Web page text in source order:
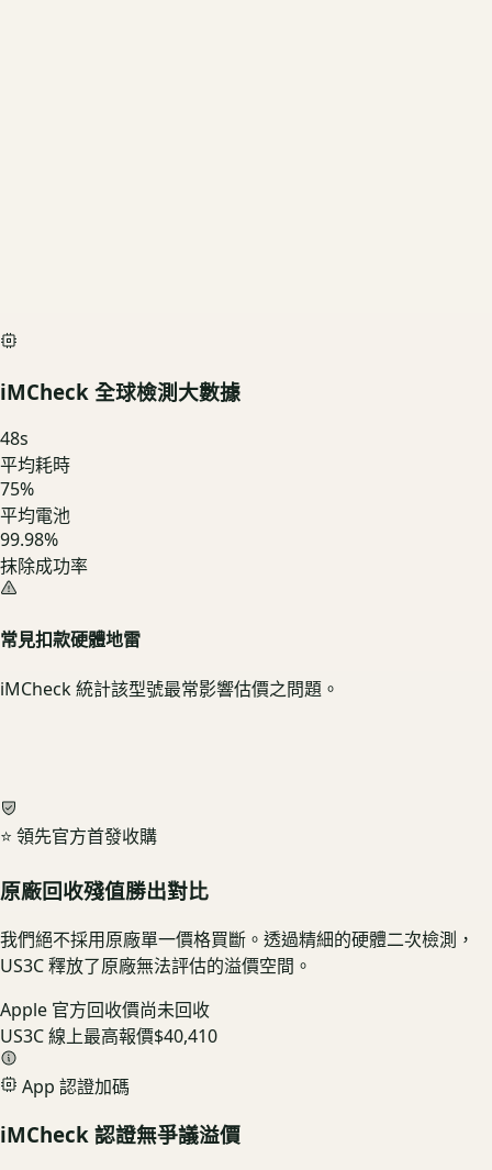
iMCheck 全球檢測大數據
48s
平均耗時
75%
平均電池
99.98%
抹除成功率
常見扣款硬體地雷
iMCheck 統計該型號最常影響估價之問題。
⭐ 領先官方首發收購
原廠回收殘值勝出對比
我們絕不採用原廠單一價格買斷。透過精細的硬體二次檢測，
US3C 釋放了原廠無法評估的溢價空間。
Apple 官方回收價尚未回收
US3C 線上最高報價$40,410
App 認證加碼
iMCheck 認證無爭議溢價